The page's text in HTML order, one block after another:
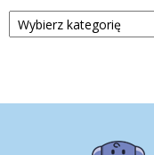
Kategorie